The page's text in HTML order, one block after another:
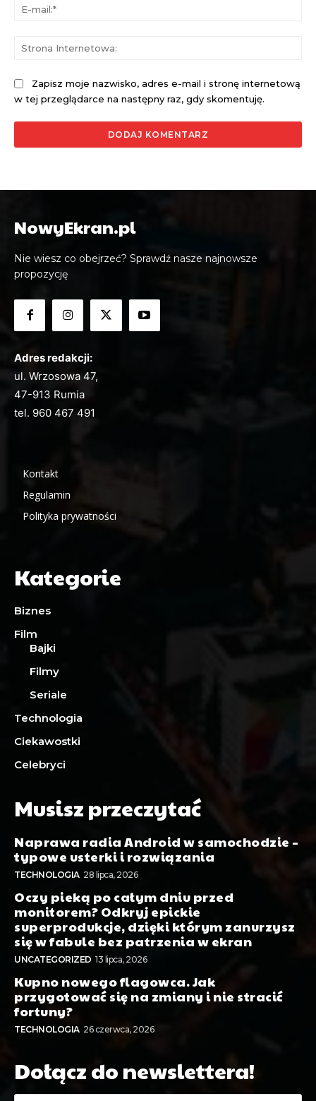
Zapisz moje nazwisko, adres e-mail i stronę internetową
w tej przeglądarce na następny raz, gdy skomentuję.
NowyEkran.pl
Nie wiesz co obejrzeć? Sprawdź nasze najnowsze
propozycję
Adres redakcji:
ul. Wrzosowa 47,
47-913 Rumia
tel. 960 467 491
Kontakt
Regulamin
Polityka prywatności
Kategorie
Biznes
Film
Bajki
Filmy
Seriale
Technologia
Ciekawostki
Celebryci
Musisz przeczytać
Naprawa radia Android w samochodzie –
typowe usterki i rozwiązania
TECHNOLOGIA 28 lipca, 2026
Oczy pieką po całym dniu przed
monitorem? Odkryj epickie
superprodukcje, dzięki którym zanurzysz
się w fabule bez patrzenia w ekran
UNCATEGORIZED 13 lipca, 2026
Kupno nowego flagowca. Jak
przygotować się na zmiany i nie stracić
fortuny?
TECHNOLOGIA 26 czerwca, 2026
Dołącz do newslettera!